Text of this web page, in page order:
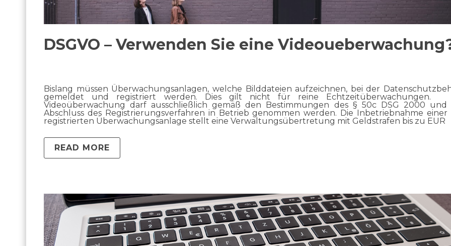
DSGVO – Verwenden Sie eine
Bislang müssen Überwachungsanlagen, welche Bilddateien aufzeichnen, bei der
gemeldet und registriert werden. Dies gilt nicht für reine Echtzeitüberwachungen.
Videoüberwachung darf ausschließlich gemäß den Bestimmungen des § 50c DSG 2000 und
Abschluss des Registrierungsverfahren in Betrieb genommen werden. Die Inbetriebnahme einer
registrierten Überwachungsanlage stellt eine Verwaltungsübertretung mit Geldstrafen bis zu EUR
READ MORE